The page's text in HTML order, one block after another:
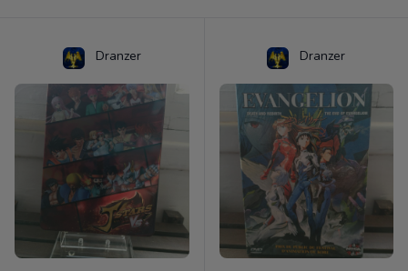
Dranzer Dranzer